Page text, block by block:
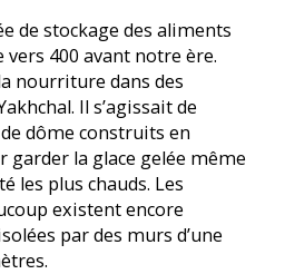
de stockage des aliments
vers 400 avant notre ère.
nourriture dans des
Il s’agissait de
dôme construits en
garder la glace gelée même
les plus chauds. Les
existent encore
par des murs d’une